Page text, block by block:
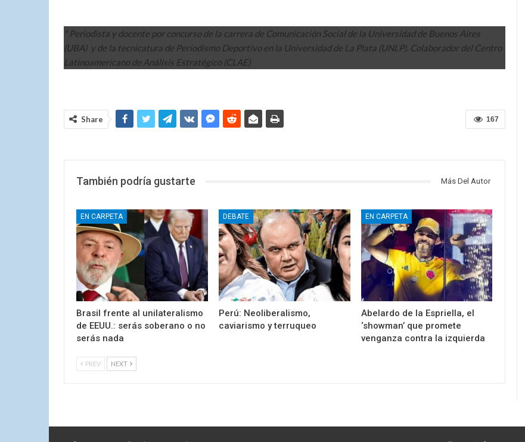
* Periodista y docente por concurso de la carrera de Comunicación Social de la Universidad de Buenos Aires
(UBA) y de la tecnicatura de Periodismo Deportivo en la Universidad de La Plata (UNLP). Colaborador del Centro
Latinoamericano de Análisis Estratégico (CLAE)
167
Share
También podría gustarte Más Del Autor
EN CARPETA
Brasil frente al unilateralismo
de EEUU.: serás soberano o no
serás nada
DEBATE
Perú: Neoliberalismo,
caviarismo y terruqueo
EN CARPETA
Abelardo de la Espriella, el
‘showman’ que promete
venganza contra la izquierda
PREV NEXT